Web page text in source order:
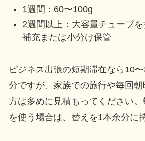
1週間：60〜100g
2週間以上：大容量チューブ
補充または小分け保管
ビジネス出張の短期滞在なら10
分ですが、家族での旅行や毎回朝
方は多めに見積もってください。
を使う場合は、替えを1本余分に